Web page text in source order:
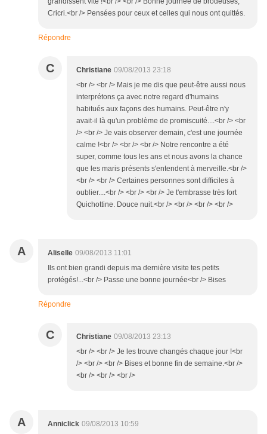
Cricri.<br /> Pensées pour ceux et celles qui nous ont quittés.
Répondre
C Christiane 09/08/2013 23:18
<br /> <br /> Mais je me dis que peut-être aussi nous
interprétons ça avec notre regard d'humains
habitués aux façons des humains. Peut-être n'y
avait-il là qu'un problème de promiscuité....<br /> <br
/> <br /> Je vais observer demain, c'est une journée
calme !<br /> <br /> <br /> Notre rencontre a été
super, comme tous les ans et nous avons la chance
que les maris présents s'entendent à merveille.<br />
<br /> <br /> Certaines personnes sont difficiles à
oublier....<br /> <br /> <br /> Je t'embrasse très fort
Quichottine. Douce nuit.<br /> <br /> <br /> <br />
A Aliselle 09/08/2013 11:01
Ils ont bien grandi depuis ma dernière visite tes petits
protégés!...<br /> Passe une bonne journée<br /> Bises
Répondre
C Christiane 09/08/2013 23:13
<br /> <br /> Je les trouve changés chaque jour !<br
/> <br /> <br /> Bises et bonne fin de semaine.<br />
<br /> <br /> <br />
A Anniclick 09/08/2013 10:59